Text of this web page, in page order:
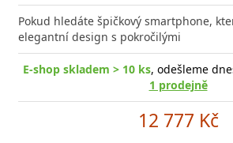
Pokud hledáte špičkový smartphone,
elegantní design s pokročilými
E-shop skladem > 10 ks, odešleme
1 prodejně
12 777 Kč